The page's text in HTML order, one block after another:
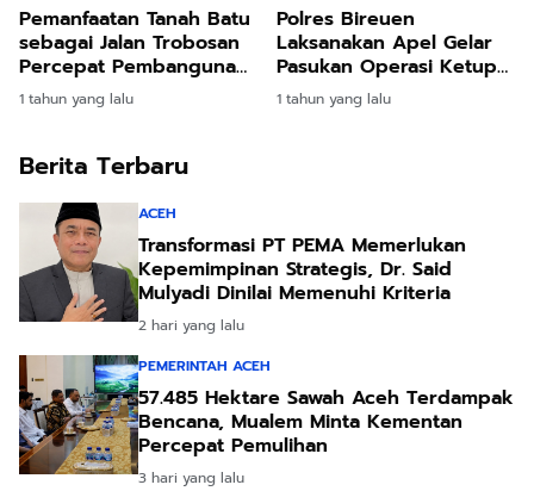
Pemanfaatan Tanah Batu
sebagai Jalan Trobosan
Percepat Pembangunan
TMMD ke-123
1 tahun yang lalu
Polres Bireuen
Laksanakan Apel Gelar
Pasukan Operasi Ketupat
Seulawah 2025
1 tahun yang lalu
Berita Terbaru
ACEH
Transformasi PT PEMA Memerlukan
Kepemimpinan Strategis, Dr. Said
Mulyadi Dinilai Memenuhi Kriteria
2 hari yang lalu
PEMERINTAH ACEH
57.485 Hektare Sawah Aceh Terdampak
Bencana, Mualem Minta Kementan
Percepat Pemulihan
3 hari yang lalu